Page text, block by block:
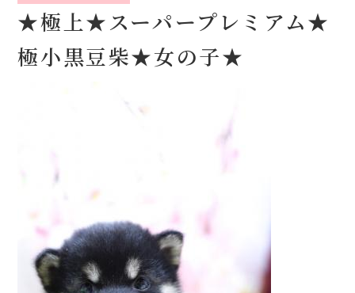
★極上★スーパープレミアム★
極小黒豆柴★女の子★